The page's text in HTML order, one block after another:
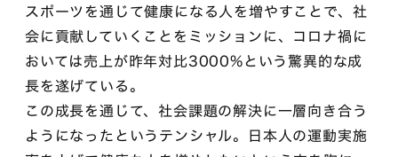
スポーツを通じて健康になる人を増やすことで、社
会に貢献していくことをミッションに、コロナ禍に
おいては売上が昨年対比3000%という驚異的な成
長を遂げている。
この成長を通じて、社会課題の解決に一層向き合う
ようになったというテンシャル。日本人の運動実施